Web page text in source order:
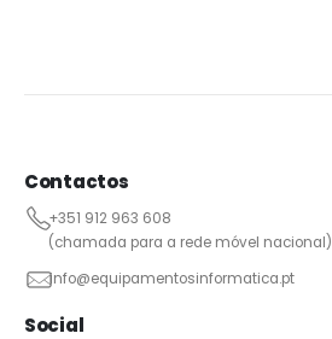
Contactos
+351 912 963 608
(chamada para a rede móvel nacional)
info@equipamentosinformatica.pt
Social